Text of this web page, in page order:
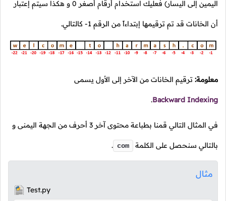
اليمين إلى اليسار) فعليك استخدام أرقام أصغر 0 و هكذا سيتم إعتبار
أن الخانات قد تم ترقيمها إبتداءاً من الرقم 1- كالتالي.
معلومة: ترقيم الخانات من الآخر إلى الأول يسمى
Backward Indexing
.
في المثال التالي قمنا بطباعة محتوى آخر 3 أحرف من الجهة اليمنى و
بالتالي سنحصل على الكلمة com
.
مثال
Test.py